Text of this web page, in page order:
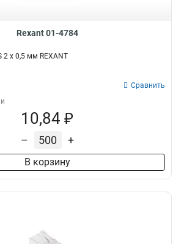
Rexant 01-4784
2 х 0,5 мм REXANT
Сравнить
10,84 ₽
– +
В корзину